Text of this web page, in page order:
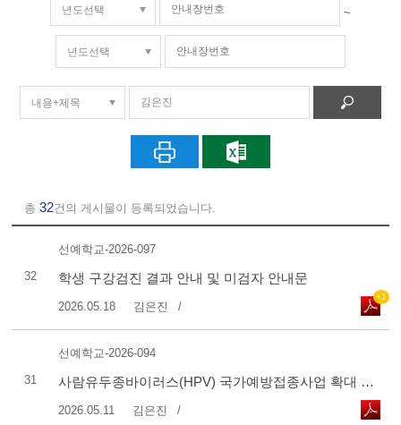
~
총32건의 게시물이 등록되었습니다.
32
선예학교-2026-097
학생 구강검진 결과 안내 및 미검자 안내문
+1
2026.05.18 김은진
31
선예학교-2026-094
사람유두종바이러스(HPV) 국가예방접종사업 확대 시행 안내
2026.05.11 김은진